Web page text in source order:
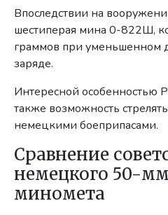
Впоследствии на
шестиперая мина 0-822Ш,
граммов при уменьшенном
заряде.
Интересной
также возможность
немецкими боеприпасами.
Сравнение
немецкого 50-
миномета